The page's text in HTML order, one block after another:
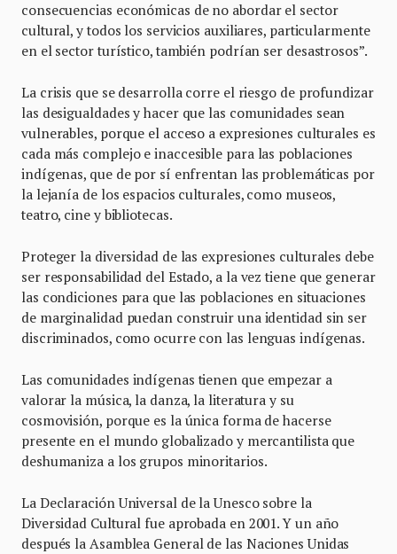
consecuencias económicas de no abordar el sector
cultural, y todos los servicios auxiliares, particularmente
en el sector turístico, también podrían ser desastrosos”.
La crisis que se desarrolla corre el riesgo de profundizar
las desigualdades y hacer que las comunidades sean
vulnerables, porque el acceso a expresiones culturales es
cada más complejo e inaccesible para las poblaciones
indígenas, que de por sí enfrentan las problemáticas por
la lejanía de los espacios culturales, como museos,
teatro, cine y bibliotecas.
Proteger la diversidad de las expresiones culturales debe
ser responsabilidad del Estado, a la vez tiene que generar
las condiciones para que las poblaciones en situaciones
de marginalidad puedan construir una identidad sin ser
discriminados, como ocurre con las lenguas indígenas.
Las comunidades indígenas tienen que empezar a
valorar la música, la danza, la literatura y su
cosmovisión, porque es la única forma de hacerse
presente en el mundo globalizado y mercantilista que
deshumaniza a los grupos minoritarios.
La Declaración Universal de la Unesco sobre la
Diversidad Cultural fue aprobada en 2001. Y un año
después la Asamblea General de las Naciones Unidas